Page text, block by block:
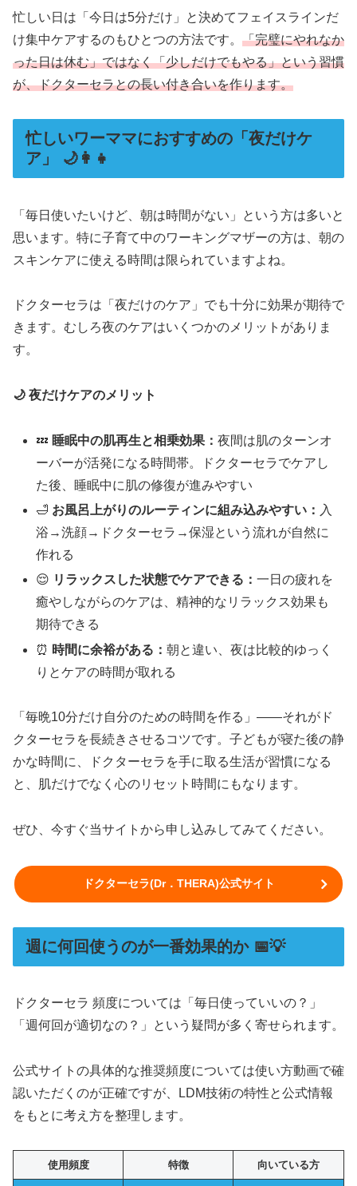
忙しい日は「今日は5分だけ」と決めてフェイスラインだ
け集中ケアするのもひとつの方法です。 「完璧にやれなか
った日は休む」ではなく「少しだけでもやる」という習慣
が、ドクターセラとの長い付き合いを作ります。
忙しいワーママにおすすめの「夜だけケ
ア」 🌙👩‍👧
「毎日使いたいけど、朝は時間がない」という方は多いと
思います。特に子育て中のワーキングマザーの方は、朝の
スキンケアに使える時間は限られていますよね。
ドクターセラは「夜だけのケア」でも十分に効果が期待で
きます。むしろ夜のケアはいくつかのメリットがありま
す。
🌙 夜だけケアのメリット
💤 睡眠中の肌再生と相乗効果：夜間は肌のターンオ
ーバーが活発になる時間帯。ドクターセラでケアし
た後、睡眠中に肌の修復が進みやすい
🛁 お風呂上がりのルーティンに組み込みやすい： 入
浴→洗顔→ドクターセラ→保湿という流れが自然に
作れる
😌 リラックスした状態でケアできる：一日の疲れを
癒やしながらのケアは、精神的なリラックス効果も
期待できる
⏰ 時間に余裕がある：朝と違い、夜は比較的ゆっく
りとケアの時間が取れる
「毎晩10分だけ自分のための時間を作る」——それがド
クターセラを長続きさせるコツです。子どもが寝た後の静
かな時間に、ドクターセラを手に取る生活が習慣になる
と、肌だけでなく心のリセット時間にもなります。
ぜひ、今すぐ当サイトから申し込みしてみてください。
ドクターセラ(Dr．THERA)公式サイト
週に何回使うのが一番効果的か 📅💡
ドクターセラ 頻度については「毎日使っていいの？」
「週何回が適切なの？」という疑問が多く寄せられます。
公式サイトの具体的な推奨頻度については使い方動画で確
認いただくのが正確ですが、LDM技術の特性と公式情報
をもとに考え方を整理します。
使用頻度 特徴 向いている方